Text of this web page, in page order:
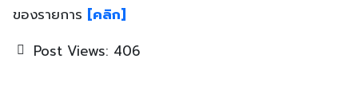
ของรายการ [คลิก]
Post Views: 406